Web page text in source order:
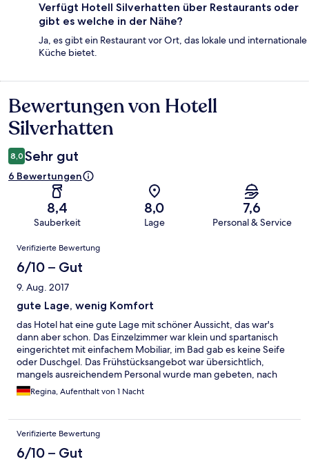
Verfügt Hotell Silverhatten über Restaurants oder
gibt es welche in der Nähe?
Ja, es gibt ein Restaurant vor Ort, das lokale und internationale
Küche bietet.
Bewertungen
Bewertungen von Hotell
Silverhatten
8,0 Sehr gut
6 Bewertungen
8,4
Sauberkeit
8,0
Lage
7,6
Personal & Service
Bewertungen
Verifizierte Bewertung
6/10 – Gut
9. Aug. 2017
gute Lage, wenig Komfort
das Hotel hat eine gute Lage mit schöner Aussicht, das war's
dann aber schon. Das Einzelzimmer war klein und spartanisch
eingerichtet mit einfachem Mobiliar, im Bad gab es keine Seife
oder Duschgel. Das Frühstücksangebot war übersichtlich,
mangels ausreichendem Personal wurde man gebeten, nach
dem Frühstück die Teller etc. auf einem Tablett in einen
Tablettwagen stellen. Wie in einer Studentenmensa!
Regina, Aufenthalt von 1 Nacht
Verifizierte Bewertung
6/10 – Gut